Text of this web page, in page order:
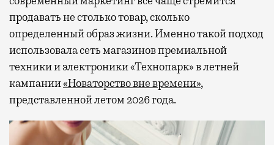
продавать не столько товар, сколько
определенный образ жизни. Именно такой подход
использовала сеть магазинов премиальной
техники и электроники «Технопарк» в летней
кампании«Новаторство вне времени»,
представленной летом 2026 года.